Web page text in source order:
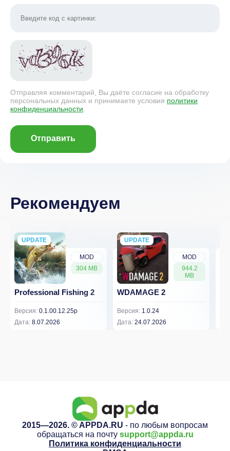
Отправляя комментарий, Вы даёте согласие на обработку
персональных данных и принимаете условия политики
конфиденциальности.
Отправить
Рекомендуем
MOD
304 MB
UPDATE
NEW
Professional Fishing 2
Версия: 0.1.00.12.25p
Дата: 8.07.2026
MOD
944.2
MB
UPDATE
NEW
WDAMAGE 2
Версия: 1.0.24
Дата: 24.07.2026
2015—2026. © APPDA.RU - по любым вопросам
обращаться на почту support@appda.ru
Политика конфиденциальности